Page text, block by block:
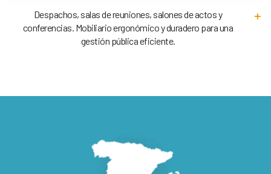
Despachos, salas de reuniones, salones de actos y
conferencias. Mobiliario ergonómico y duradero para una
gestión pública eficiente.